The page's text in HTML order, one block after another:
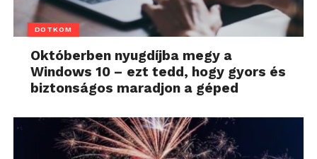
DOTKOM
Októberben nyugdíjba megy a
Windows 10 – ezt tedd, hogy gyors és
biztonságos maradjon a géped